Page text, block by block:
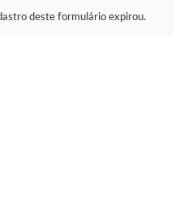
deste formulário expirou.